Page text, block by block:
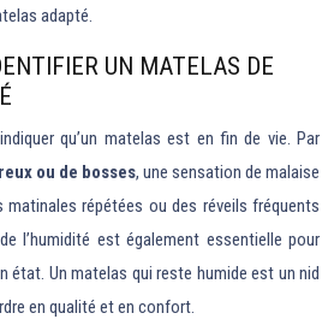
adapté.
UN MATELAS DE
qu’un matelas est en fin de vie. Par
ou de bosses, une sensation de malaise
matinales répétées ou des réveils fréquents
l’humidité est également essentielle pour
état. Un matelas qui reste humide est un nid
en qualité et en confort.